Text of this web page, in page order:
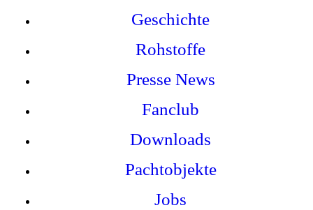
Geschichte
Rohstoffe
Presse News
Fanclub
Downloads
Pachtobjekte
Jobs